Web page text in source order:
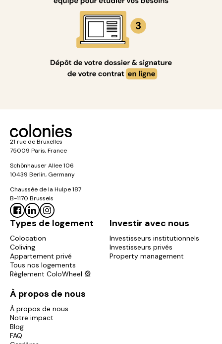
21 rue de Bruxelles
75009 Paris, France
Schönhauser Allee 106
10439 Berlin, Germany
Chaussée de la Hulpe 187
B-1170 Brussels
Types de logement
Colocation
Coliving
Appartement privé
Tous nos logements
Règlement ColoWheel 🎡
Investir avec nous
Investisseurs institutionnels
Investisseurs privés
Property management
À propos de nous
À propos de nous
Notre impact
Blog
FAQ